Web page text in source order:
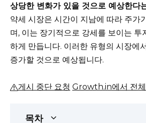
상당한 변화가 있을 것으로 예상한다
약세 시장은 시간이 지남에 따라 주가
며, 이는 장기적으로 강세를 보이는 투
하게 만듭니다. 이러한 유형의 시장에
증가할 것으로 예상됩니다.
게시 중단 요청 Growth.in에서 전체
목차